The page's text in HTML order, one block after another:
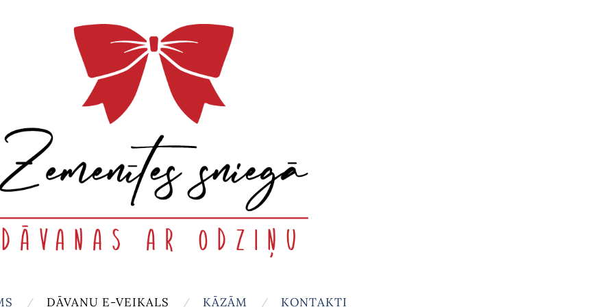
DĀVANU E-VEIKALS KĀZĀM KONTAKTI